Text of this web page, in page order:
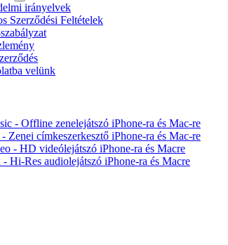
irányelvek
Szerződési Feltételek
velünk
- Offline zenelejátszó iPhone-ra és Mac-re
Zenei címkeszerkesztő iPhone-ra és Mac-re
- HD videólejátszó iPhone-ra és Macre
- Hi-Res audiolejátszó iPhone-ra és Macre